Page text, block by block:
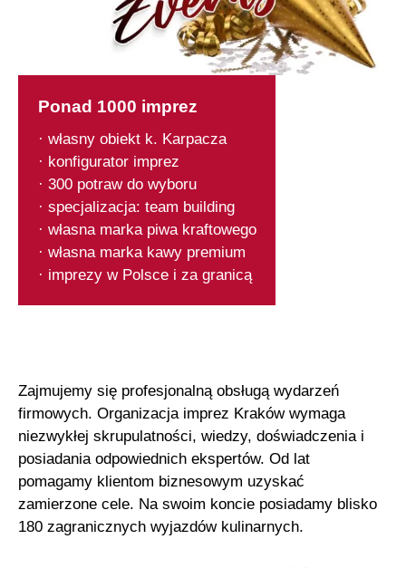
Ponad 1000 imprez
· własny obiekt k. Karpacza
· konfigurator imprez
· 300 potraw do wyboru
· specjalizacja: team building
· własna marka piwa kraftowego
· własna marka kawy premium
· imprezy w Polsce i za granicą
Zajmujemy się profesjonalną obsługą wydarzeń
firmowych. Organizacja imprez Kraków wymaga
niezwykłej skrupulatności, wiedzy, doświadczenia i
posiadania odpowiednich ekspertów. Od lat
pomagamy klientom biznesowym uzyskać
zamierzone cele. Na swoim koncie posiadamy blisko
180 zagranicznych wyjazdów kulinarnych.